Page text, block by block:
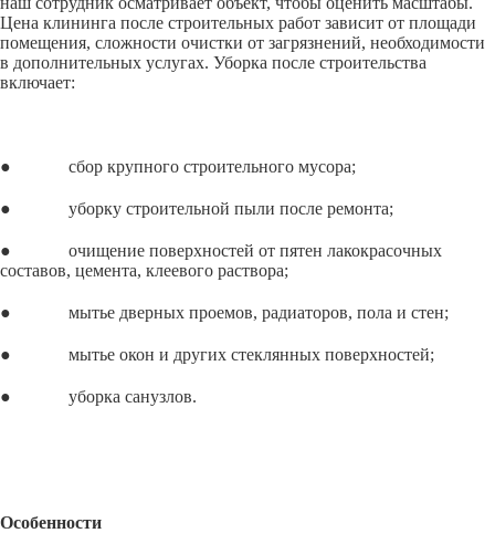
Цена клининга после строительных работ зависит от площади
помещения, сложности очистки от загрязнений, необходимости
в дополнительных услугах. Уборка после строительства
включает:
● сбор крупного строительного мусора;
● уборку строительной пыли после ремонта;
● очищение поверхностей от пятен лакокрасочных
составов, цемента, клеевого раствора;
● мытье дверных проемов, радиаторов, пола и стен;
● мытье окон и других стеклянных поверхностей;
● уборка санузлов.
Особенности